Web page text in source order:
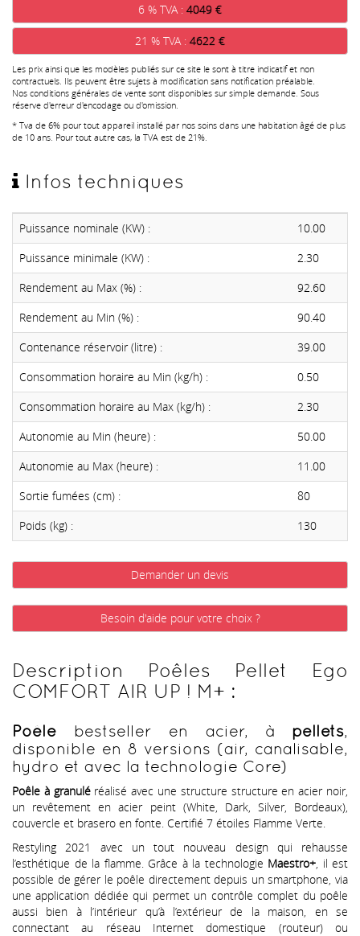
6 % TVA : 4049 €
21 % TVA : 4622 €
Les prix ainsi que les modèles publiés sur ce site le sont à titre indicatif et non
contractuels. Ils peuvent être sujets à modification sans notification préalable.
Nos conditions générales de vente sont disponibles sur simple demande. Sous
réserve d'erreur d'encodage ou d'omission.
* Tva de 6% pour tout appareil installé par nos soins dans une habitation âgé de plus
de 10 ans. Pour tout autre cas, la TVA est de 21%.
Infos techniques
Puissance nominale (KW) :
10.00
Puissance minimale (KW) :
2.30
Rendement au Max (%) :
92.60
Rendement au Min (%) :
90.40
Contenance réservoir (litre) :
39.00
Consommation horaire au Min (kg/h) :
0.50
Consommation horaire au Max (kg/h) :
2.30
Autonomie au Min (heure) :
50.00
Autonomie au Max (heure) :
11.00
Sortie fumées (cm) :
80
Poids (kg) :
130
Demander un devis
Besoin d'aide pour votre choix ?
Description Poêles Pellet Ego
COMFORT AIR UP ! M+ :
Poêle bestseller en acier, à pellets,
disponible en 8 versions (air, canalisable,
hydro et avec la technologie Core)
Poêle à granulé réalisé avec une structure structure en acier noir,
un revêtement en acier peint (White, Dark, Silver, Bordeaux),
couvercle et brasero en fonte. Certifié 7 étoiles Flamme Verte.
Restyling 2021 avec un tout nouveau design qui rehausse
l’esthétique de la flamme. Grâce à la technologie Maestro+ , il est
possible de gérer le poêle directement depuis un smartphone, via
une application dédiée qui permet un contrôle complet du poêle
aussi bien à l’intérieur qu’à l’extérieur de la maison, en se
connectant au réseau Internet domestique (routeur) ou